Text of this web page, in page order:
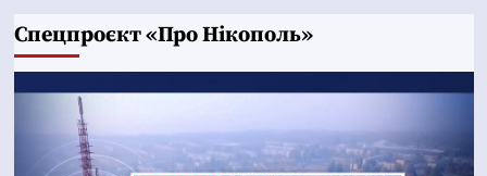
Cпецпроєкт «Про Нікополь»